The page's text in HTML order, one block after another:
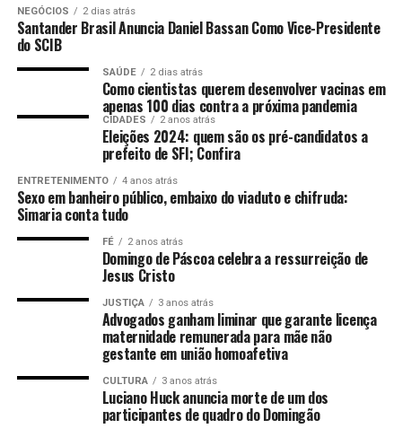
ações no âmbito da 7ª Região Fiscal (SRRF07) com vista
a regionalização de processos de trabalho e atividades da
Alfândega do Porto de Vitória/ES para a Alfândega da
Receita Federal do Brasil do Porto do Rio de Janeiro –
ALF/RJO, de modo a não prejudicar o comércio exterior
do estado.
Comunicação ALESPor Redação web Ales,
com informações da assessoria de imprensa e
edição deNicolle Expósito Foto:Lucas S.
Costa/Arquivo Ales
Foto: Reprodução/instagram Mariana Mazelli
NEGÓCIOS 2 dias atrás
Santander Brasil Anuncia Daniel Bassan Como Vice-Presidente
do SCIB
SAÚDE 2 dias atrás
Como cientistas querem desenvolver vacinas em
apenas 100 dias contra a próxima pandemia
CIDADES 2 anos atrás
Eleições 2024: quem são os pré-candidatos a
prefeito de SFI; Confira
ENTRETENIMENTO 4 anos atrás
Sexo em banheiro público, embaixo do viaduto e chifruda:
Simaria conta tudo
FÉ 2 anos atrás
Domingo de Páscoa celebra a ressurreição de
Jesus Cristo
JUSTIÇA 3 anos atrás
Advogados ganham liminar que garante licença
maternidade remunerada para mãe não
gestante em união homoafetiva
CULTURA 3 anos atrás
Luciano Huck anuncia morte de um dos
participantes de quadro do Domingão